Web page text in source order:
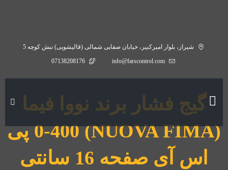
شیراز، بلوار امیرکبیر، خیابان صفایی شمالی (قالیشویی) نبش کوچه 5
info@farscontrol.com
07138208176
گیج فشار برند نووا فیما
(NUOVA FIMA) 0-400 پی
اس آی صفحه 16 سانتی